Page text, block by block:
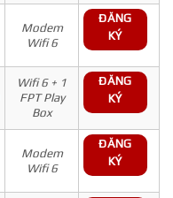
Modem
Wifi 6
ĐĂNG
KÝ
Wifi 6 + 1
FPT Play
Box
ĐĂNG
KÝ
Modem
Wifi 6
ĐĂNG
KÝ